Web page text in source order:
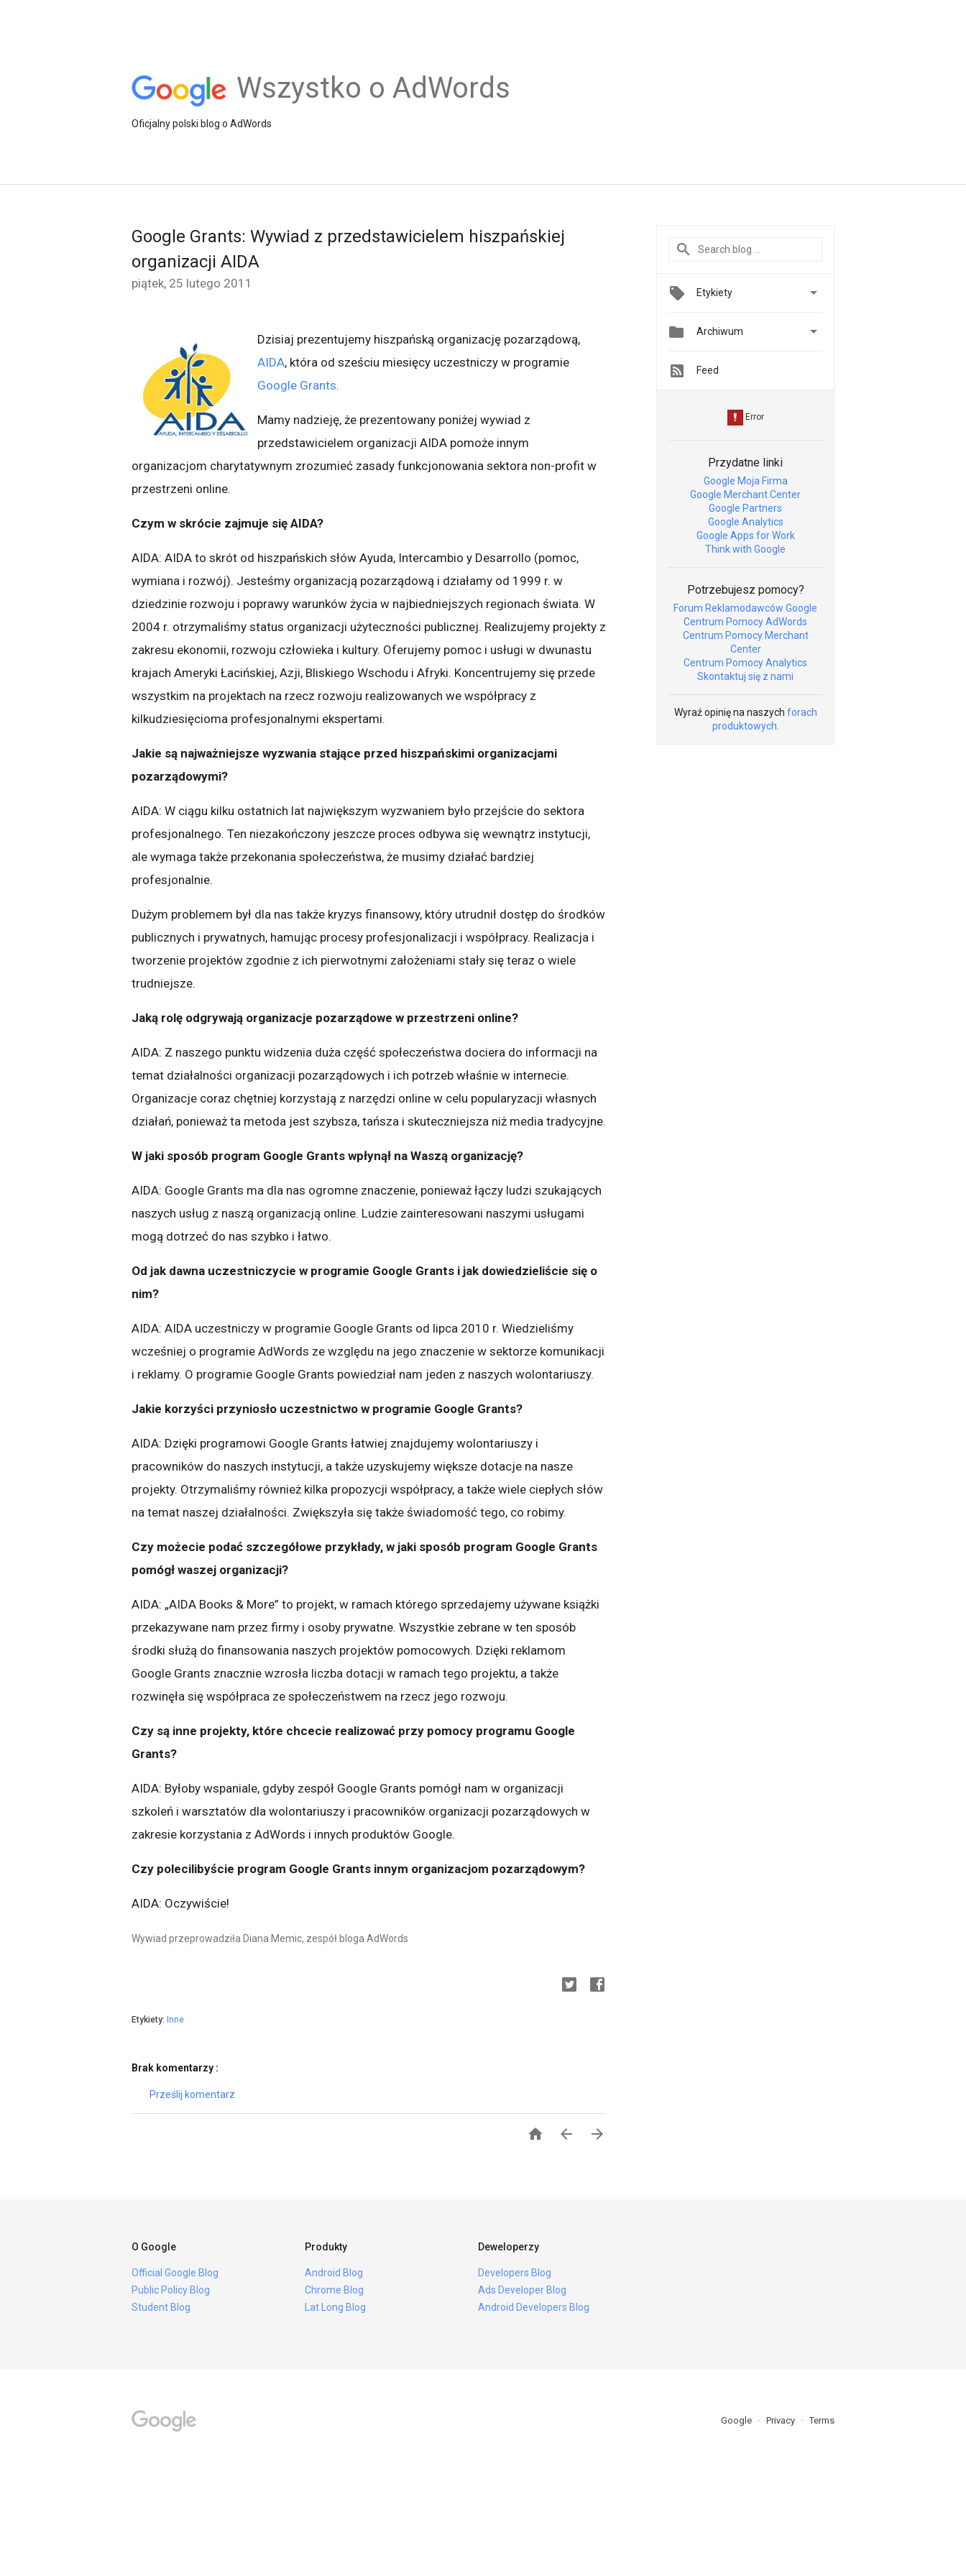
Wszystko o AdWords
Oficjalny polski blog o AdWords
Google Grants: Wywiad z przedstawicielem hiszpańskiej
organizacji AIDA
piątek, 25 lutego 2011
Dzisiaj prezentujemy hiszpańską organizację pozarządową,
AIDA, która od sześciu miesięcy uczestniczy w programie
Google Grants.
Mamy nadzieję, że prezentowany poniżej wywiad z
przedstawicielem organizacji AIDA pomoże innym
organizacjom charytatywnym zrozumieć zasady funkcjonowania sektora non-profit w
przestrzeni online.
Czym w skrócie zajmuje się AIDA?
AIDA: AIDA to skrót od hiszpańskich słów Ayuda, Intercambio y Desarrollo (pomoc,
wymiana i rozwój). Jesteśmy organizacją pozarządową i działamy od 1999 r. w
dziedzinie rozwoju i poprawy warunków życia w najbiedniejszych regionach świata. W
2004 r. otrzymaliśmy status organizacji użyteczności publicznej. Realizujemy projekty z
zakresu ekonomii, rozwoju człowieka i kultury. Oferujemy pomoc i usługi w dwunastu
krajach Ameryki Łacińskiej, Azji, Bliskiego Wschodu i Afryki. Koncentrujemy się przede
wszystkim na projektach na rzecz rozwoju realizowanych we współpracy z
kilkudziesięcioma profesjonalnymi ekspertami.
Jakie są najważniejsze wyzwania stające przed hiszpańskimi organizacjami
pozarządowymi?
AIDA: W ciągu kilku ostatnich lat największym wyzwaniem było przejście do sektora
profesjonalnego. Ten niezakończony jeszcze proces odbywa się wewnątrz instytucji,
ale wymaga także przekonania społeczeństwa, że musimy działać bardziej
profesjonalnie.
Dużym problemem był dla nas także kryzys finansowy, który utrudnił dostęp do środków
publicznych i prywatnych, hamując procesy profesjonalizacji i współpracy. Realizacja i
tworzenie projektów zgodnie z ich pierwotnymi założeniami stały się teraz o wiele
trudniejsze.
Jaką rolę odgrywają organizacje pozarządowe w przestrzeni online?
AIDA: Z naszego punktu widzenia duża część społeczeństwa dociera do informacji na
temat działalności organizacji pozarządowych i ich potrzeb właśnie w internecie.
Organizacje coraz chętniej korzystają z narzędzi online w celu popularyzacji własnych
działań, ponieważ ta metoda jest szybsza, tańsza i skuteczniejsza niż media tradycyjne.
W jaki sposób program Google Grants wpłynął na Waszą organizację?
AIDA: Google Grants ma dla nas ogromne znaczenie, ponieważ łączy ludzi szukających
naszych usług z naszą organizacją online. Ludzie zainteresowani naszymi usługami
mogą dotrzeć do nas szybko i łatwo.
Od jak dawna uczestniczycie w programie Google Grants i jak dowiedzieliście się o
nim?
AIDA: AIDA uczestniczy w programie Google Grants od lipca 2010 r. Wiedzieliśmy
wcześniej o programie AdWords ze względu na jego znaczenie w sektorze komunikacji
i reklamy. O programie Google Grants powiedział nam jeden z naszych wolontariuszy.
Jakie korzyści przyniosło uczestnictwo w programie Google Grants?
AIDA: Dzięki programowi Google Grants łatwiej znajdujemy wolontariuszy i
pracowników do naszych instytucji, a także uzyskujemy większe dotacje na nasze
projekty. Otrzymaliśmy również kilka propozycji współpracy, a także wiele ciepłych słów
na temat naszej działalności. Zwiększyła się także świadomość tego, co robimy.
Czy możecie podać szczegółowe przykłady, w jaki sposób program Google Grants
pomógł waszej organizacji?
AIDA: „AIDA Books & More” to projekt, w ramach którego sprzedajemy używane książki
przekazywane nam przez firmy i osoby prywatne. Wszystkie zebrane w ten sposób
środki służą do finansowania naszych projektów pomocowych. Dzięki reklamom
Google Grants znacznie wzrosła liczba dotacji w ramach tego projektu, a także
rozwinęła się współpraca ze społeczeństwem na rzecz jego rozwoju.
Czy są inne projekty, które chcecie realizować przy pomocy programu Google
Grants?
AIDA: Byłoby wspaniale, gdyby zespół Google Grants pomógł nam w organizacji
szkoleń i warsztatów dla wolontariuszy i pracowników organizacji pozarządowych w
zakresie korzystania z AdWords i innych produktów Google.
Czy polecilibyście program Google Grants innym organizacjom pozarządowym?
AIDA: Oczywiście!
Wywiad przeprowadziła Diana Memic, zespół bloga AdWords
Etykiety: Inne
Brak komentarzy :
Prześlij komentarz
  
Etykiety 
 Archiwum 
Feed
Przydatne linki
Google Moja Firma
Google Merchant Center
Google Partners
Google Analytics
Google Apps for Work
Think with Google
Potrzebujesz pomocy?
Forum Reklamodawców Google
Centrum Pomocy AdWords
Centrum Pomocy Merchant
Center
Centrum Pomocy Analytics
Skontaktuj się z nami
Wyraź opinię na naszych forach
produktowych
O Google
Official Google Blog
Public Policy Blog
Student Blog
Produkty
Android Blog
Chrome Blog
Lat Long Blog
Deweloperzy
Developers Blog
Ads Developer Blog
Android Developers Blog
Google Privacy Terms